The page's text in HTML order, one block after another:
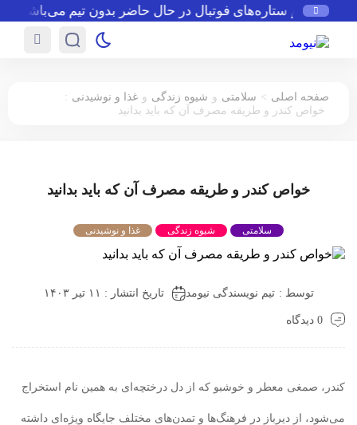
کدام ستاره‌های فوتبال در حال حاضر بدون تیم می‌باشند
صفحه اصلی > سلامتی و شیوه زندگی و غذا و نوشیدنی :
خواص کندر و طریقه مصرف آن که باید بدانید
خواص کندر و طریقه مصرف آن که باید بدانید
سلامتی شیوه زندگی غذا و نوشیدنی
توسط : تیم نویسندگی نیومد تاریخ انتشار : ۱۱ تیر ۱۴۰۳
0 دیدگاه
کندر، صمغی معطر و خوشبو که از دل درختچه‌ای به همین نام استخراج
می‌شود، از دیرباز در فرهنگ‌ها و تمدن‌های مختلف جایگاه ویژه‌ای داشته